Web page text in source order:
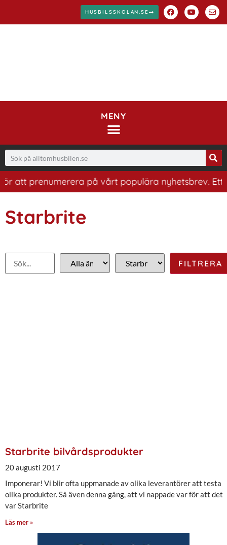
HUSBILSSKOLAN.SE
MENY
prenumerera på vårt populära nyhetsbrev. Ett
Starbrite
Starbrite bilvårdsprodukter
20 augusti 2017
Imponerar! Vi blir ofta uppmanade av olika leverantörer att testa
olika produkter. Så även denna gång, att vi nappade var för att det
var Starbrite
Läs mer »